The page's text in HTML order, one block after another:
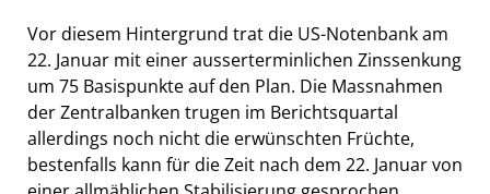
Vor diesem Hintergrund trat die US-Notenbank am
22. Januar mit einer ausserterminlichen Zinssenkung
um 75 Basispunkte auf den Plan. Die Massnahmen
der Zentralbanken trugen im Berichtsquartal
allerdings noch nicht die erwünschten Früchte,
bestenfalls kann für die Zeit nach dem 22. Januar von